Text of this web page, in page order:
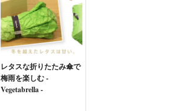
レタスな折りたたみ傘で
梅雨を楽しむ -
Vegetabrella -